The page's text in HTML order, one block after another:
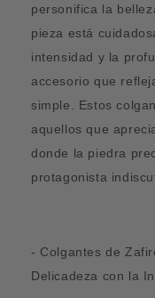
personifica la
pieza está
intensidad y la
accesorio que
simple. Estos
aquellos que
donde la piedra
protagonista
- Colgantes de
Delicadeza con la